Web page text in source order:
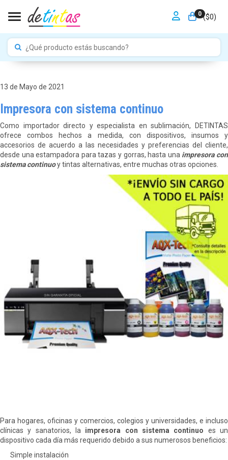
0 ($0)
Toggle navigation
13 de Mayo de 2021
Impresora con sistema continuo
Como importador directo y especialista en sublimación, DETINTAS
ofrece combos hechos a medida, con dispositivos, insumos y
accesorios de acuerdo a las necesidades y preferencias del cliente,
desde una estampadora para tazas y gorras, hasta una impresora con
sistema continuoy tintas alternativas, entre muchas otras opciones.
Para hogares, oficinas y comercios, colegios y universidades, e incluso
clínicas y sanatorios, la impresora con sistema continuo es un
dispositivo cada día más requerido debido a sus numerosos beneficios:
Simple instalación